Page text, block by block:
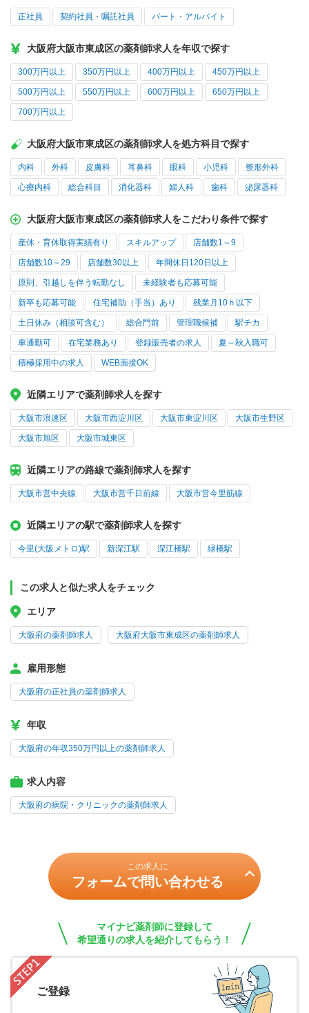
正社員 契約社員・嘱託社員 パート・アルバイト
大阪府大阪市東成区の薬剤師求人を年収で探す
300万円以上 350万円以上 400万円以上 450万円以上
500万円以上 550万円以上 600万円以上 650万円以上
700万円以上
大阪府大阪市東成区の薬剤師求人を処方科目で探す
内科 外科 皮膚科 耳鼻科 眼科 小児科 整形外科
心療内科 総合科目 消化器科 婦人科 歯科 泌尿器科
大阪府大阪市東成区の薬剤師求人をこだわり条件で探す
産休・育休取得実績有り スキルアップ 店舗数1～9
店舗数10～29 店舗数30以上 年間休日120日以上
原則、引越しを伴う転勤なし 未経験者も応募可能
新卒も応募可能 住宅補助（手当）あり 残業月10ｈ以下
土日休み（相談可含む） 総合門前 管理職候補 駅チカ
車通勤可 在宅業務あり 登録販売者の求人 夏～秋入職可
積極採用中の求人 WEB面接OK
近隣エリアで薬剤師求人を探す
大阪市浪速区 大阪市西淀川区 大阪市東淀川区 大阪市生野区
大阪市旭区 大阪市城東区
近隣エリアの路線で薬剤師求人を探す
大阪市営中央線 大阪市営千日前線 大阪市営今里筋線
近隣エリアの駅で薬剤師求人を探す
今里(大阪メトロ)駅 新深江駅 深江橋駅 緑橋駅
この求人と似た求人をチェック
エリア
大阪府の薬剤師求人 大阪府大阪市東成区の薬剤師求人
雇用形態
大阪府の正社員の薬剤師求人
年収
大阪府の年収350万円以上の薬剤師求人
求人内容
大阪府の病院・クリニックの薬剤師求人
この求人に
フォームで問い合わせる
マイナビ薬剤師に登録して
希望通りの求人を紹介してもらう！
ご登録